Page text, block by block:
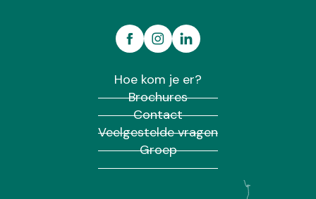
Hoe kom je er?
Brochures
Contact
Veelgestelde vragen
Groep